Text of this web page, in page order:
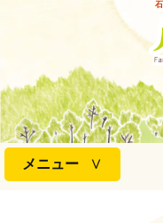
メニュー